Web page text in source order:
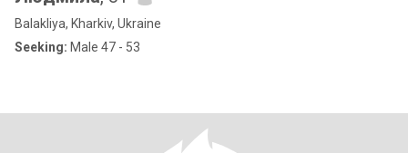
Balakliya, Kharkiv, Ukraine
Seeking: Male 47 - 53